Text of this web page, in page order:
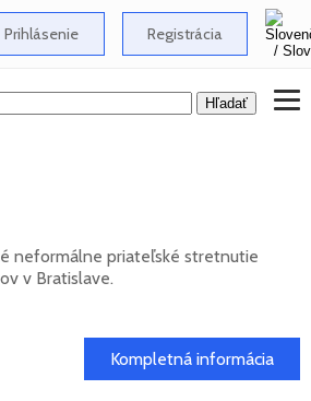
Prihlásenie Registrácia
neformálne priateľské stretnutie
v Bratislave.
Kompletná informácia